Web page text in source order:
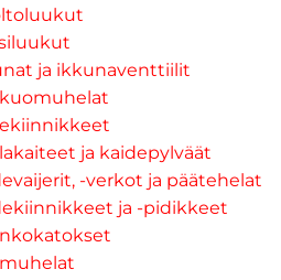
ja ikkunaventtiilit
ja kaidepylväät
-verkot ja päätehelat
ja -pidikkeet